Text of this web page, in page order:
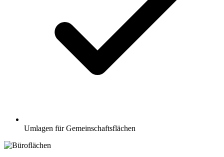
Umlagen für Gemeinschaftsflächen